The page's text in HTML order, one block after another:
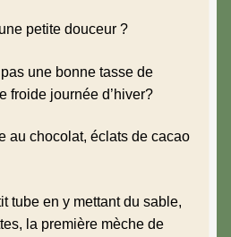
petite douceur ?
une bonne tasse de
froide journée d’hiver?
au chocolat, éclats de cacao
tube en y mettant du sable,
la première mèche de